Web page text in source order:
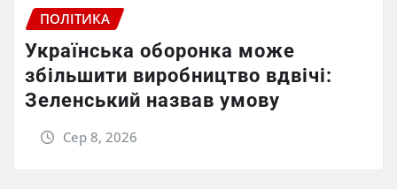
ПОЛІТИКА
Українська оборонка може
збільшити виробництво вдвічі:
Зеленський назвав умову
Сер 8, 2026